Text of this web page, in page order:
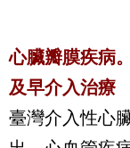
心臟瓣膜疾病
及早介入治療
臺灣介入性心